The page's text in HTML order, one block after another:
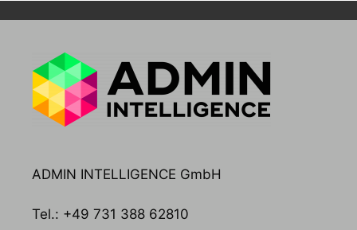
ADMIN INTELLIGENCE GmbH
Tel.: +49 731 388 62810